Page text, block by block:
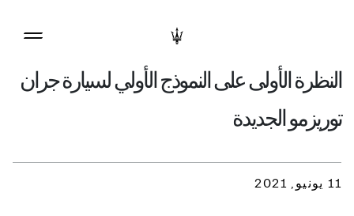
النظرة الأولى على النموذج الأولي لسيارة جران
توريزمو الجديدة
11 يونيو, 2021